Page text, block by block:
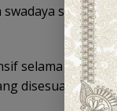
secara
selama satu
disesuaikan